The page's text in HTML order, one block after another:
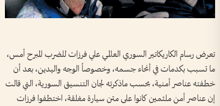
تعرض رسام الكاريكاتير السوري العالمي علي فرزات للضرب المبرح أمس،
ما تسبب بكدمات في أنحاء جسمه، وخصوصاً الوجه واليدين، بعد أن
خطفته عناصر أمنية، بحسب ماذكرته لجان التنسيق السورية، التي قالت
إن عناصر أمن ملثمين كانوا على متن سيارة مغلقة، اختطفوا فرزات